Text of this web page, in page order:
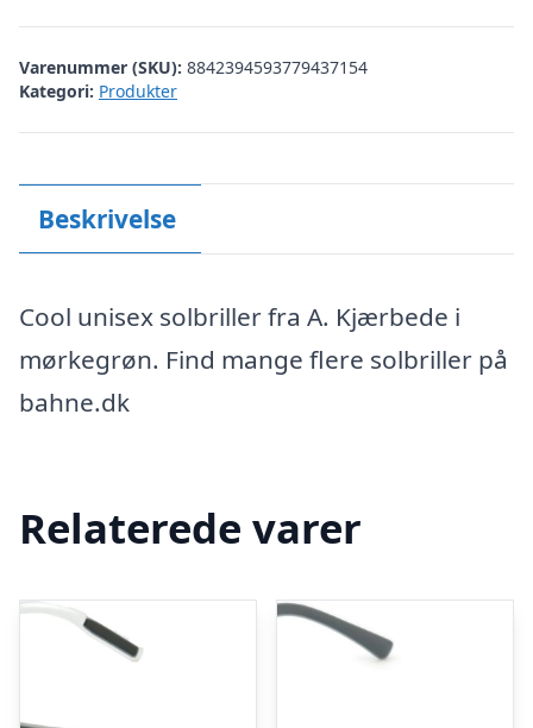
Varenummer (SKU): 8842394593779437154
Kategori: Produkter
Beskrivelse
Cool unisex solbriller fra A. Kjærbede i
mørkegrøn. Find mange flere solbriller på
bahne.dk
Relaterede varer